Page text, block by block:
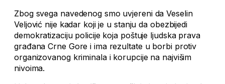
Zbog svega navedenog smo uvjereni da Veselin
Veljović nije kadar koji je u stanju da obezbijedi
demokratizaciju policije koja poštuje ljudska prava
građana Crne Gore i ima rezultate u borbi protiv
organizovanog kriminala i korupcije na najvišim
nivoima.